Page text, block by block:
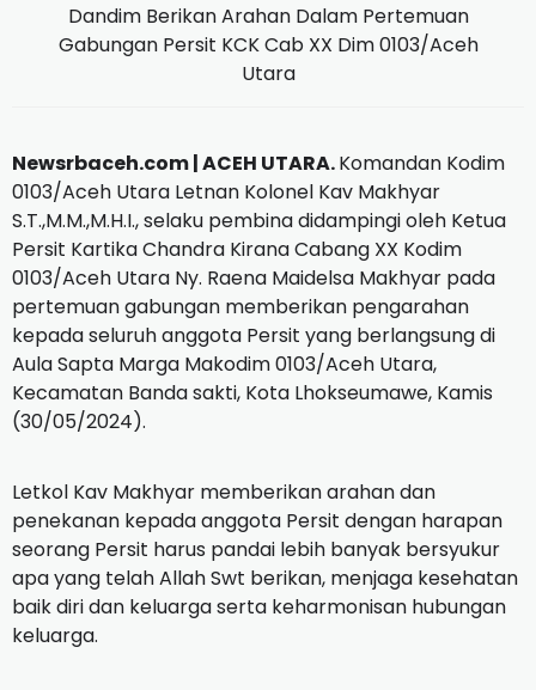
Dandim Berikan Arahan Dalam Pertemuan
Gabungan Persit KCK Cab XX Dim 0103/Aceh
Utara
Newsrbaceh.com | ACEH UTARA.Komandan Kodim
0103/Aceh Utara Letnan Kolonel Kav Makhyar
S.T.,M.M.,M.H.I., selaku pembina didampingi oleh Ketua
Persit Kartika Chandra Kirana Cabang XX Kodim
0103/Aceh Utara Ny. Raena Maidelsa Makhyar pada
pertemuan gabungan memberikan pengarahan
kepada seluruh anggota Persit yang berlangsung di
Aula Sapta Marga Makodim 0103/Aceh Utara,
Kecamatan Banda sakti, Kota Lhokseumawe, Kamis
(30/05/2024).
Letkol Kav Makhyar memberikan arahan dan
penekanan kepada anggota Persit dengan harapan
seorang Persit harus pandai lebih banyak bersyukur
apa yang telah Allah Swt berikan, menjaga kesehatan
baik diri dan keluarga serta keharmonisan hubungan
keluarga.